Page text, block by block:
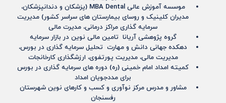
موسسه آموزش عالی MBA Dental (پزشکان و دندانپزشکان،
مدیران کلینیک و روسای بیمارستان های سراسر کشور) مدیریت
سرمایه گذاری مراکز درمانی، مدیرت مالی
گروه پژوهشی آریانا تامین مالی نوین در بازار سرمایه
دهکده جهانی دانش و مهارت تحلیل سرمایه گذاری در بورس،
مدیریت مالی، مدیریت پورتفوی، ارزشگذاری کارخانجات
کمیته امداد امام خمینی (ره) دوره های سرمایه گذاری در بورس
برای مددجویان امداد
مشاور و مدرس مرکز نوآوری و کسب و کارهای نوین شهرستان
رفسنجان